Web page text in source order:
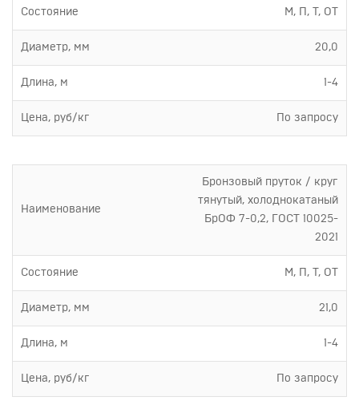
Состояние М, П, Т, ОТ
Диаметр, мм 20,0
Длина, м 1-4
Цена, руб/кг По запросу
Наименование
Бронзовый пруток / круг
тянутый, холоднокатаный
БрОФ 7-0,2, ГОСТ 10025-
2021
Состояние М, П, Т, ОТ
Диаметр, мм 21,0
Длина, м 1-4
Цена, руб/кг По запросу